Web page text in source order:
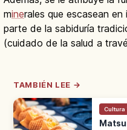
minerales que escasean
parte de la sabiduría
(cuidado de la salud a
TAMBIÉN LEE →